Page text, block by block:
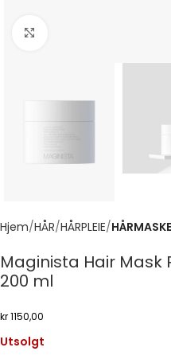
Hjem HÅR HÅRPLEIE HÅRMASKE
Maginista Hair Mask
200 ml
kr1150,00
Utsolgt